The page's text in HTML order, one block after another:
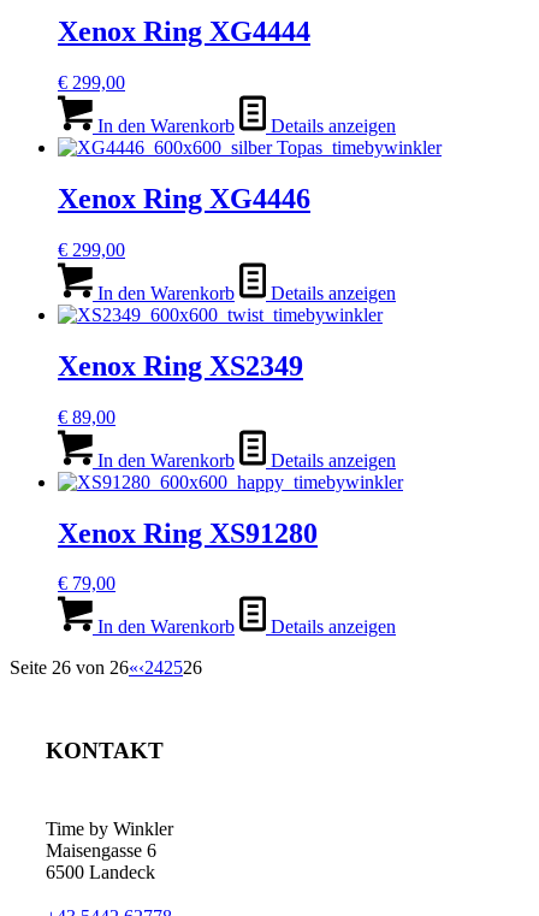
Xenox Ring XG4444
€ 299,00
In den Warenkorb Details anzeigen
Xenox Ring XG4446
€ 299,00
In den Warenkorb Details anzeigen
Xenox Ring XS2349
€ 89,00
In den Warenkorb Details anzeigen
Xenox Ring XS91280
€ 79,00
In den Warenkorb
Details anzeigen
Seite 26 von 26«‹242526
KONTAKT
Time by Winkler
Maisengasse 6
6500 Landeck